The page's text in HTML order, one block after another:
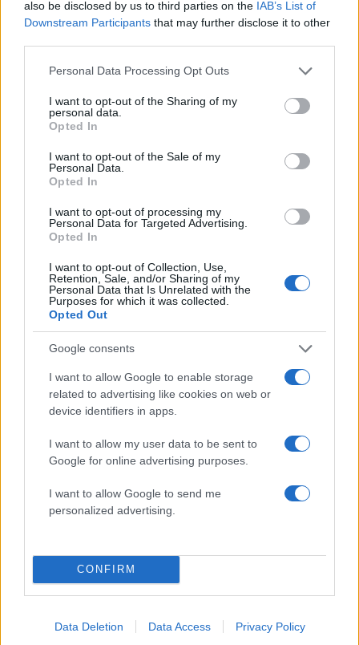
also be disclosed by us to third parties on the IAB’s List of
Downstream Participants that may further disclose it to other
Please note that this website/app uses one or more Google
not limited to your visit or usage behaviour. You may click to
grant or deny consent to Google and its third-party tags to
use your data for below specified purposes in below Google
consent section.
Personal Data Processing Opt Outs
I want to opt-out of the Sharing of my
personal data.
Opted In
I want to opt-out of the Sale of my
Personal Data.
Opted In
I want to opt-out of processing my
Personal Data for Targeted Advertising.
Opted In
I want to opt-out of Collection, Use,
Retention, Sale, and/or Sharing of my
Personal Data that Is Unrelated with the
Purposes for which it was collected.
Opted Out
Google consents
I want to allow Google to enable storage
related to advertising like cookies on web or
device identifiers in apps.
I want to allow my user data to be sent to
Google for online advertising purposes.
I want to allow Google to send me
personalized advertising.
CONFIRM
Data Deletion Data Access Privacy Policy
18:1713.03.24
Σταμάτης Κραουνάκης: Αφήστε τον ήσυχο τον
Γιώργο Νταλάρα, δεν αλλάζει ο άνθρωπος,
τέλος
Πηνελόπη Αναστασοπούλου: Δεν συμφωνώ
με το «χοντρή» στον «Άδωνι» του Κραουνάκη